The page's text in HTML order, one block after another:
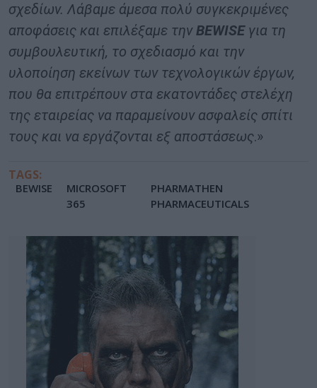
σχεδίων. Λάβαμε άμεσα πολύ συγκεκριμένες
αποφάσεις και επιλέξαμε τηνBEWISEγια τη
συμβουλευτική, το σχεδιασμό και την
υλοποίηση εκείνων των τεχνολογικών έργων,
που θα επιτρέπουν στα εκατοντάδες στελέχη
της εταιρείας να παραμείνουν ασφαλείς σπίτι
τους και να εργάζονται εξ αποστάσεως.»
TAGS:
BEWISE
MICROSOFT
365
PHARMATHEN
PHARMACEUTICALS